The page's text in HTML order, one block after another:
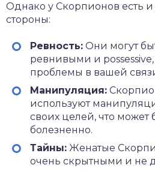
Однако у Скорпионов есть
стороны:
Ревность: Они могут
ревнивыми и possessive,
проблемы в вашей
Манипуляция:
используют
своих целей, что может
болезненно.
Тайны: Женатые
очень скрытными и не